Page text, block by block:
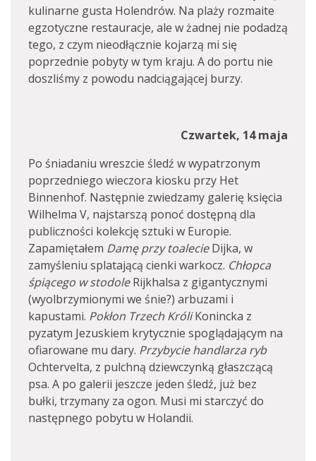
kulinarne gusta Holendrów. Na plaży rozmaite
egzotyczne restauracje, ale w żadnej nie podadzą
tego, z czym nieodłącznie kojarzą mi się
poprzednie pobyty w tym kraju. A do portu nie
doszliśmy z powodu nadciągającej burzy.
Czwartek, 14 maja
Po śniadaniu wreszcie śledź w wypatrzonym
poprzedniego wieczora kiosku przy Het
Binnenhof. Następnie zwiedzamy galerię księcia
Wilhelma V, najstarszą ponoć dostępną dla
publiczności kolekcję sztuki w Europie.
Zapamiętałem Damę przy toalecieDijka, w
zamyśleniu splatającą cienki warkocz. Chłopca
śpiącego w stodoleRijkhalsa z gigantycznymi
(wyolbrzymionymi we śnie?) arbuzami i
kapustami. Pokłon Trzech KróliKonincka z
pyzatym Jezuskiem krytycznie spoglądającym na
ofiarowane mu dary. Przybycie handlarza ryb
Ochtervelta, z pulchną dziewczynką głaszczącą
psa. A po galerii jeszcze jeden śledź, już bez
bułki, trzymany za ogon. Musi mi starczyć do
następnego pobytu w Holandii.